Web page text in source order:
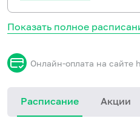
Показать полное
Онлайн-оплата на сайте
Расписание Акции